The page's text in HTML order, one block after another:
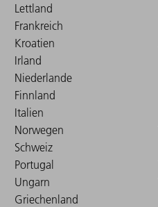
Lettland
Frankreich
Kroatien
Irland
Niederlande
Finnland
Italien
Norwegen
Schweiz
Portugal
Ungarn
Griechenland